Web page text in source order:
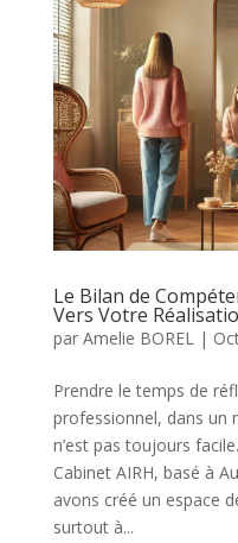
Le Bilan de
Vers Votre
par Amelie BOREL |
Prendre le temps de
professionnel, dans un
n’est pas toujours
Cabinet AIRH, basé à
avons créé un espace
surtout à...